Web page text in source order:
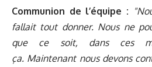
Communion de l’équipe : "
fallait tout donner. Nous ne
que ce soit, dans ces
ça. Maintenant nous devons